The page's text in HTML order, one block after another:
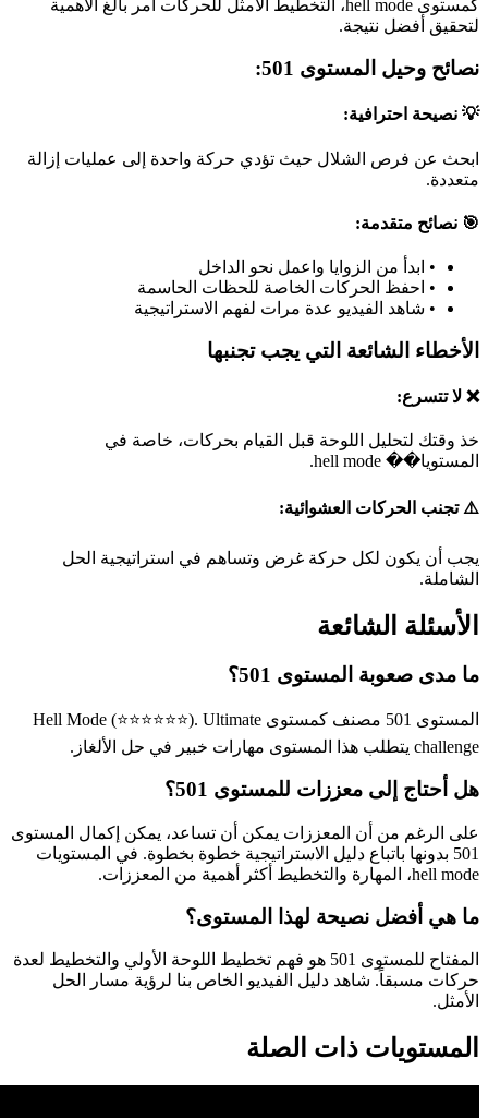
كمستوى hell mode، التخطيط الأمثل للحركات أمر بالغ الأهمية
لتحقيق أفضل نتيجة.
نصائح وحيل المستوى 501:
💡 نصيحة احترافية:
ابحث عن فرص الشلال حيث تؤدي حركة واحدة إلى عمليات إزالة
متعددة.
🎯 نصائح متقدمة:
• ابدأ من الزوايا واعمل نحو الداخل
• احفظ الحركات الخاصة للحظات الحاسمة
• شاهد الفيديو عدة مرات لفهم الاستراتيجية
الأخطاء الشائعة التي يجب تجنبها
❌ لا تتسرع:
خذ وقتك لتحليل اللوحة قبل القيام بحركات، خاصة في
المستويا�� hell mode.
⚠️ تجنب الحركات العشوائية:
يجب أن يكون لكل حركة غرض وتساهم في استراتيجية الحل
الشاملة.
الأسئلة الشائعة
ما مدى صعوبة المستوى 501؟
المستوى 501 مصنف كمستوى Hell Mode (⭐⭐⭐⭐⭐⭐). Ultimate
challenge يتطلب هذا المستوى مهارات خبير في حل الألغاز.
هل أحتاج إلى معززات للمستوى 501؟
على الرغم من أن المعززات يمكن أن تساعد، يمكن إكمال المستوى
501 بدونها باتباع دليل الاستراتيجية خطوة بخطوة. في المستويات
hell mode، المهارة والتخطيط أكثر أهمية من المعززات.
ما هي أفضل نصيحة لهذا المستوى؟
المفتاح للمستوى 501 هو فهم تخطيط اللوحة الأولي والتخطيط لعدة
حركات مسبقاً. شاهد دليل الفيديو الخاص بنا لرؤية مسار الحل
الأمثل.
المستويات ذات الصلة